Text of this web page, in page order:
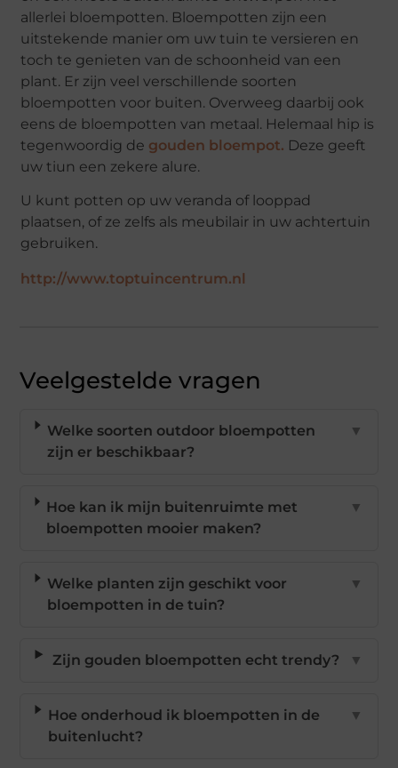
allerlei bloempotten. Bloempotten zijn een
uitstekende manier om uw tuin te versieren en
toch te genieten van de schoonheid van een
plant. Er zijn veel verschillende soorten
bloempotten voor buiten. Overweeg daarbij ook
eens de bloempotten van metaal. Helemaal hip is
tegenwoordig de gouden bloempot. Deze geeft
uw tiun een zekere alure.
U kunt potten op uw veranda of looppad
plaatsen, of ze zelfs als meubilair in uw achtertuin
gebruiken.
http://www.toptuincentrum.nl
Veelgestelde vragen
Welke soorten outdoor bloempotten
zijn er beschikbaar?
▼
Hoe kan ik mijn buitenruimte met
bloempotten mooier maken?
▼
Welke planten zijn geschikt voor
bloempotten in de tuin?
▼
Zijn gouden bloempotten echt trendy? ▼
Hoe onderhoud ik bloempotten in de
buitenlucht?
▼